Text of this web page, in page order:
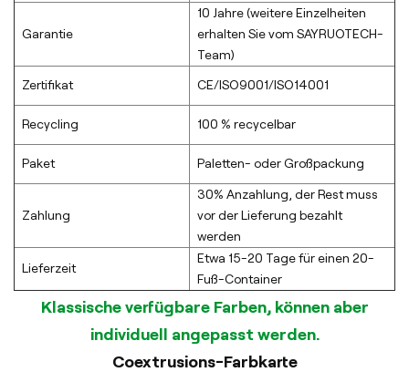
Garantie
10 Jahre (weitere Einzelheiten
erhalten Sie vom SAYRUOTECH-
Team)
Zertifikat CE/ISO9001/ISO14001
Recycling 100 % recycelbar
Paket Paletten- oder Großpackung
Zahlung
30% Anzahlung, der Rest muss
vor der Lieferung bezahlt
werden
Lieferzeit
Etwa 15-20 Tage für einen 20-
Fuß-Container
Klassische verfügbare Farben, können aber
individuell angepasst werden.
Coextrusions-Farbkarte